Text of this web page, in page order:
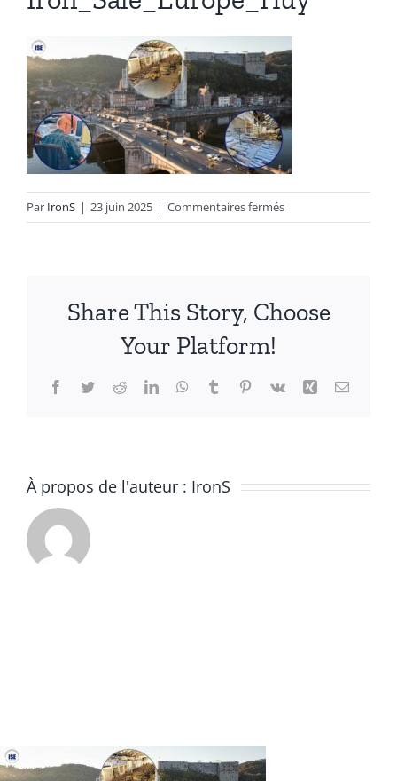
Boulonnerie spéciale
News
Devis
Français
Par IronS | 23 juin 2025 | Commentaires ferméssur
Share This Story, Choose
Your Platform!
Facebook
TwitterRedditLinkedInWhatsApp
TumblrPinterest
Vk Xing Email
À propos de l'auteur : IronS